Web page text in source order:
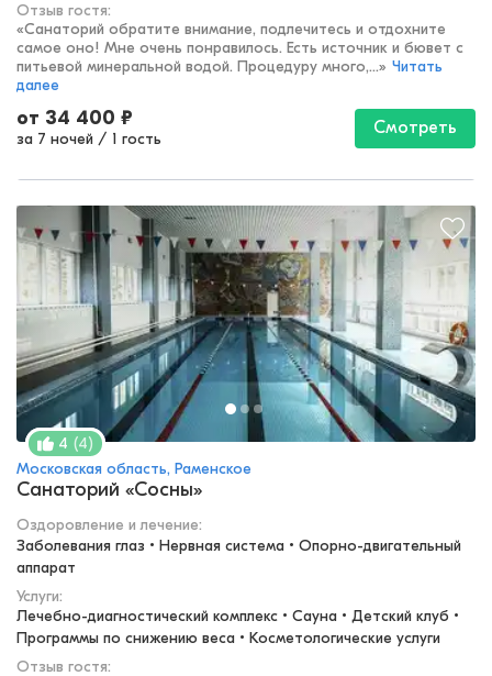
Отзыв гостя:
«Санаторий обратите внимание, подлечитесь и отдохните
самое оно! Мне очень понравилось. Есть источник и бювет с
питьевой минеральной водой. Процедуру много,...» Читать
далее
от 34 400 ₽
за 7 ночей / 1 гость
Смотреть
4 (4)
Московская область, Раменское
Санаторий «Сосны»
Оздоровление и лечение:
Заболевания глаз • Нервная система • Опорно-двигательный
аппарат
Услуги:
Лечебно-диагностический комплекс • Сауна • Детский клуб •
Программы по снижению веса • Косметологические услуги
Отзыв гостя: